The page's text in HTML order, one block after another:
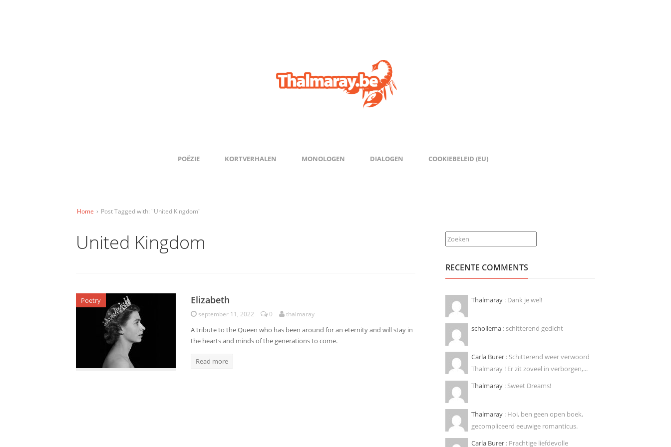
POËZIE KORTVERHALEN MONOLOGEN DIALOGEN COOKIEBELEID (EU)
Home › Post Tagged with: "United Kingdom"
United Kingdom
Poetry Elizabeth
september 11, 2022 0 thalmaray
A tribute to the Queen who has been around for an eternity and will stay in
the hearts and minds of the generations to come.
Read more
Zoeken
RECENTE COMMENTS
Thalmaray : Dank je wel!
schollema : schitterend gedicht
Carla Burer : Schitterend weer verwoord
Thalmaray ! Er zit zoveel in verborgen,...
Thalmaray : Sweet Dreams!
Thalmaray : Hoi, ben geen open boek,
gecompliceerd eeuwige romanticus.
Carla Burer : Prachtige liefdevolle